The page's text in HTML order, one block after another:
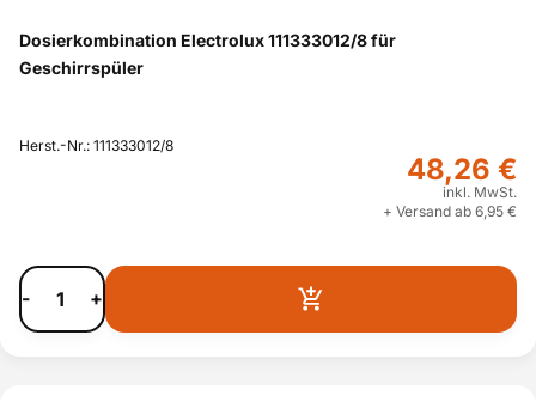
Dosierkombination Electrolux 111333012/8 für
Geschirrspüler
Herst.-Nr.: 111333012/8
48,26 €
inkl. MwSt.
+ Versand ab 6,95 €
- +